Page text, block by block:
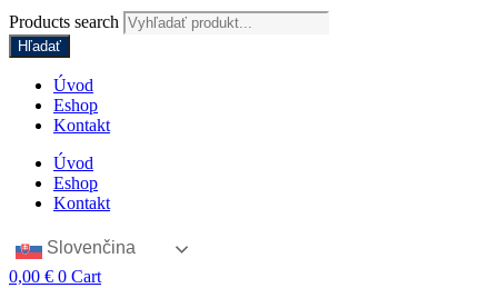
Products search
Hľadať
Úvod
Eshop
Kontakt
Úvod
Eshop
Kontakt
Slovenčina
0,00 € 0 Cart